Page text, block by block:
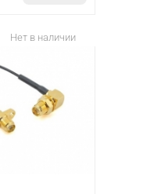
Нет в наличии